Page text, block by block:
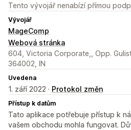
Tento vývojář nenabízí přímou
Vývojář
MageComp
Webová stránka
604, Victoria Corporate,, Opp.
364002, IN
Uvedena
1. září 2022 · Protokol změn
Přístup k datům
Tato aplikace potřebuje přístup k
vašem obchodu mohla fungovat.